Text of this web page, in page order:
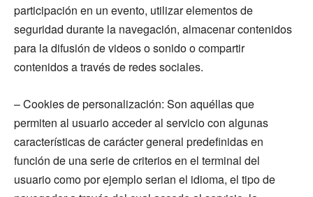
participación en un evento, utilizar elementos de
seguridad durante la navegación, almacenar contenidos
para la difusión de videos o sonido o compartir
contenidos a través de redes sociales.
– Cookies de personalización: Son aquéllas que
permiten al usuario acceder al servicio con algunas
características de carácter general predefinidas en
función de una serie de criterios en el terminal del
usuario como por ejemplo serian el idioma, el tipo de